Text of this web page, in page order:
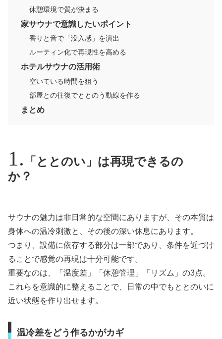
休憩環境で質が決まる
家サウナで意識したいポイント
香りと音で「没入感」を演出
ルーティン化で再現性を高める
ホテルサウナの活用術
空いている時間を狙う
部屋との往復でととのう動線を作る
まとめ
「ととのい」は再現できるの
か？
サウナの魅力は非日常的な空間にありますが、その本質は
身体への温冷刺激と、その後の深い休息にあります。
つまり、設備に依存する部分は一部であり、条件を近づけ
ることで感覚の再現は十分可能です。
重要なのは、「温度差」「休憩管理」「リズム」の3点。
これらを意識的に整えることで、日常の中でもととのいに
近い状態を作り出せます。
温冷差をどう作るかがカギ